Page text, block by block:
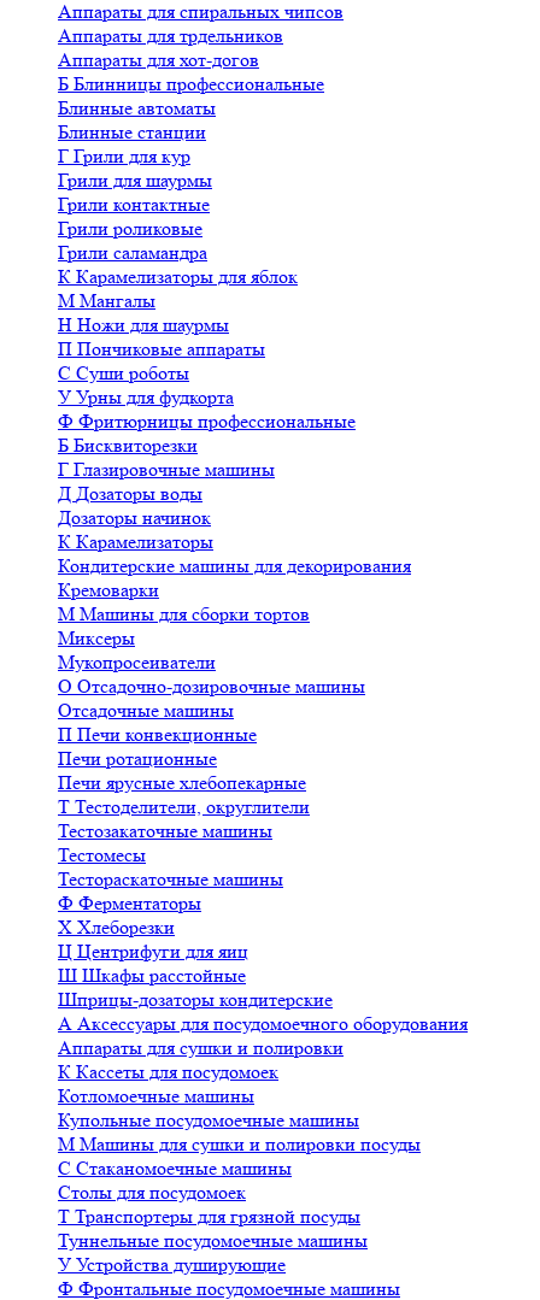
Аппараты для спиральных чипсов
Аппараты для трдельников
Аппараты для хот-догов
Б Блинницы профессиональные
Блинные автоматы
Блинные станции
Г Грили для кур
Грили для шаурмы
Грили контактные
Грили роликовые
Грили саламандра
К Карамелизаторы для яблок
М Мангалы
Н Ножи для шаурмы
П Пончиковые аппараты
С Суши роботы
У Урны для фудкорта
Ф Фритюрницы профессиональные
Б Бисквиторезки
Г Глазировочные машины
Д Дозаторы воды
Дозаторы начинок
К Карамелизаторы
Кондитерские машины для декорирования
Кремоварки
М Машины для сборки тортов
Миксеры
Мукопросеиватели
О Отсадочно-дозировочные машины
Отсадочные машины
П Печи конвекционные
Печи ротационные
Печи ярусные хлебопекарные
Т Тестоделители, округлители
Тестозакаточные машины
Тестомесы
Тестораскаточные машины
Ф Ферментаторы
Х Хлеборезки
Ц Центрифуги для яиц
Ш Шкафы расстойные
Шприцы-дозаторы кондитерские
А Аксессуары для посудомоечного оборудования
Аппараты для сушки и полировки
К Кассеты для посудомоек
Котломоечные машины
Купольные посудомоечные машины
М Машины для сушки и полировки посуды
С Стаканомоечные машины
Столы для посудомоек
Т Транспортеры для грязной посуды
Туннельные посудомоечные машины
У Устройства душирующие
Ф Фронтальные посудомоечные машины